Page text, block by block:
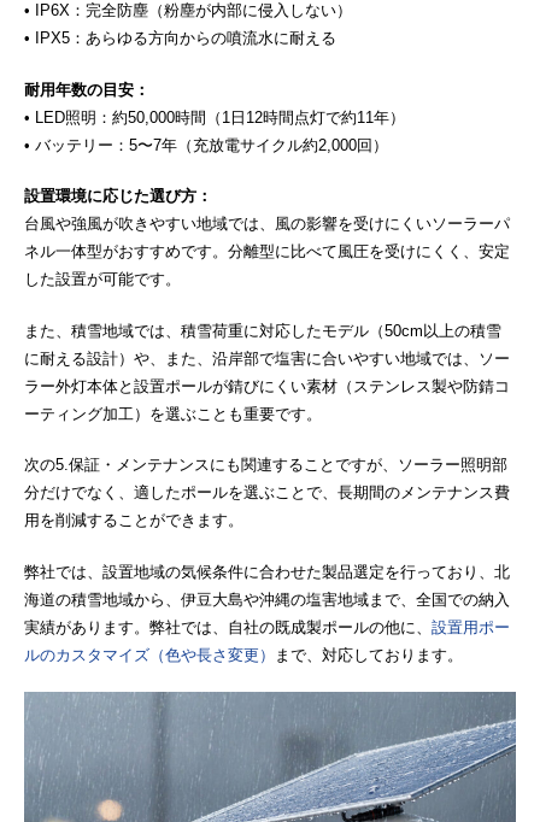
• IP6X：完全防塵（粉塵が内部に侵入しない）
• IPX5：あらゆる方向からの噴流水に耐える
耐用年数の目安：
• LED照明：約50,000時間（1日12時間点灯で約11年）
• バッテリー：5〜7年（充放電サイクル約2,000回）
設置環境に応じた選び方：
台風や強風が吹きやすい地域では、風の影響を受けにくいソーラーパ
ネル一体型がおすすめです。分離型に比べて風圧を受けにくく、安定
した設置が可能です。
また、積雪地域では、積雪荷重に対応したモデル（50cm以上の積雪
に耐える設計）や、また、沿岸部で塩害に合いやすい地域では、ソー
ラー外灯本体と設置ポールが錆びにくい素材（ステンレス製や防錆コ
ーティング加工）を選ぶことも重要です。
次の5.保証・メンテナンスにも関連することですが、ソーラー照明部
分だけでなく、適したポールを選ぶことで、長期間のメンテナンス費
用を削減することができます。
弊社では、設置地域の気候条件に合わせた製品選定を行っており、北
海道の積雪地域から、伊豆大島や沖縄の塩害地域まで、全国での納入
実績があります。弊社では、自社の既成製ポールの他に、 設置用ポー
ルのカスタマイズ（色や長さ変更）
まで、対応しております。